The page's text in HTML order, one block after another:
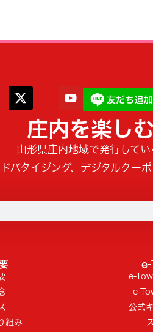
庄内を楽し
山形県庄内地域で発行して
バタイジング、デジタルクー
組み
e-
e-
e-
公式